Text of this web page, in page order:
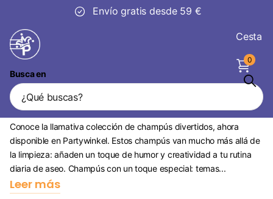
Envío gratis desde 59 €
Busca en
Cesta
0
Champú
¿Buscas una forma única y divertida de animar tu rutina diaria?
Conoce la llamativa colección de champús divertidos, ahora
disponible en Partywinkel. Estos champús van mucho más allá de
la limpieza: añaden un toque de humor y creatividad a tu rutina
diaria de aseo. Champús con un toque especial: temas...
Leer más